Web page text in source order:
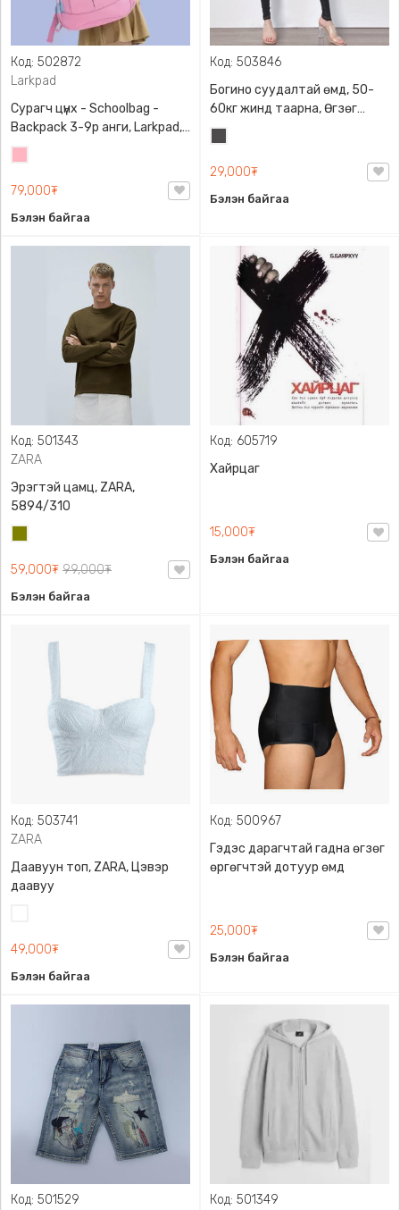
Код: 502872
Larkpad
Сурагч цүнх - Schoolbag -
Backpack 3-9р анги, Larkpad,
9009-10128, Цацруулагчтай,
Олон тасалгаатай
79,000₮
Бэлэн байгаа
Код: 503846
Богино суудалтай өмд, 50-
60кг жинд таарна, Өгзөг
өргөгчтэй
29,000₮
Бэлэн байгаа
Код: 501343
ZARA
Эрэгтэй цамц, ZARA,
5894/310
59,000₮ 99,000₮
Бэлэн байгаа
Код: 605719
Хайрцаг
15,000₮
Бэлэн байгаа
Код: 503741
ZARA
Даавуун топ, ZARA, Цэвэр
даавуу
49,000₮
Бэлэн байгаа
Код: 500967
Гэдэс дарагчтай гадна өгзөг
өргөгчтэй дотуур өмд
25,000₮
Бэлэн байгаа
Код: 501529
Код: 501349